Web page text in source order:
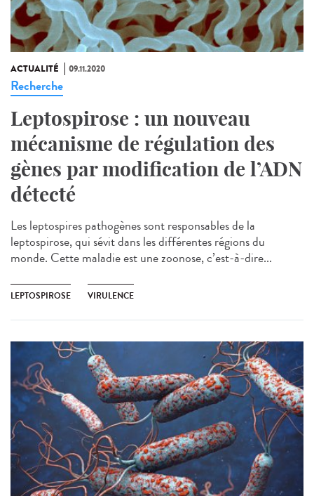
ACTUALITÉ 09.11.2020
Recherche
Leptospirose : un nouveau
mécanisme de régulation des
gènes par modification de l’ADN
détecté
Les leptospires pathogènes sont responsables de la
leptospirose, qui sévit dans les différentes régions du
monde. Cette maladie est une zoonose, c’est-à-dire...
LEPTOSPIROSE VIRULENCE